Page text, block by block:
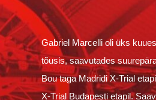
Gabriel Marcelli oli üks
tõusis, saavutades
Bou taga Madridi X-Trial
X-Trial Budapesti etapil.